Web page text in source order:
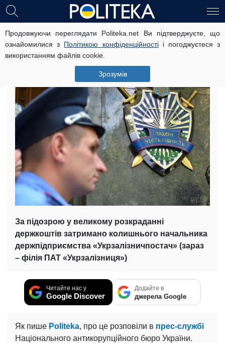
Продовжуючи переглядати Politeka.net Ви підтверджуєте, що
ознайомилися з Політикою конфіденційностіі погоджуєтеся з
використанням файлів cookie.
Зрозумів
Детективи спіймали екс-чиновника
за крадіжку 20 млн. грн
За підозрою у великому розкраданні
держкоштів затримано колишнього начальника
держпідприємства «Укрзалізничпостач» (зараз
– філія ПАТ «Укрзалізниця»)
Читайте нас у
Google Discover
Додайте в
джерела Google
Як пише Politeka, про це розповіли в прес-службі
Національного антикорупційного бюро України.